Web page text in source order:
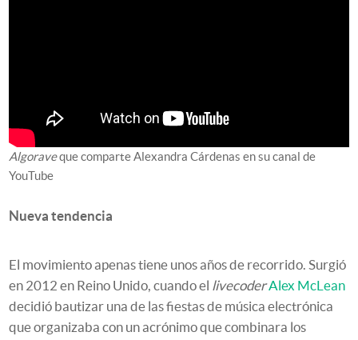
Algoraveque comparte Alexandra Cárdenas en su canal de
YouTube
Nueva tendencia
El movimiento apenas tiene unos años de recorrido. Surgió
en 2012 en Reino Unido, cuando el livecoder Alex McLean
decidió bautizar una de las fiestas de música electrónica
que organizaba con un acrónimo que combinara los